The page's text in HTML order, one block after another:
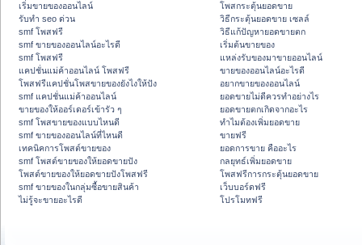
เริ่มขายของออนไลน์
รับทำ seo ด่วน
smf โพสฟรี
smf ขายของออนไลน์อะไรดี
smf โพสฟรี
แคปชั่นแม่ค้าออนไลน์ โพสฟรี
โพสฟรีแคปชั่นโพสขายของยังไงให้ปัง
smf แคปชั่นแม่ค้าออนไลน์
ขายของให้ออร์เดอร์เข้ารัว ๆ
smf โพสขายของแบบไหนดี
smf ขายของออนไลน์ที่ไหนดี
เทคนิคการโพสต์ขายของ
smf โพสต์ขายของให้ยอดขายปัง
โพสต์ขายของให้ยอดขายปังโพสฟรี
smf ขายของในกลุ่มซื้อขายสินค้า
ไม่รู้จะขายอะไรดี
โพสกระตุ้นยอดขาย
วิธีกระตุ้นยอดขาย เซลล์
วิธีแก้ปัญหายอดขายตก
เริ่มต้นขายของ
แหล่งรับของมาขายออนไลน์
ขายของออนไลน์อะไรดี
อยากขายของออนไลน์
ยอดขายไม่ดีควรทำอย่างไร
ยอดขายตกเกิดจากอะไร
ทำไมต้องเพิ่มยอดขาย
ขายฟรี
ยอดการขาย คืออะไร
กลยุทธ์เพิ่มยอดขาย
โพสฟรีการกระตุ้นยอดขาย
เว็บบอร์ดฟรี
โปรโมทฟรี